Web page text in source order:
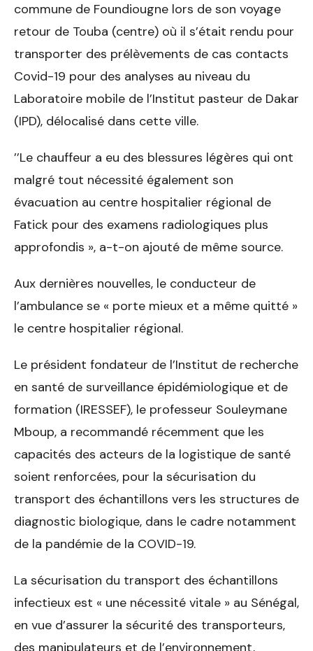
commune de Foundiougne lors de son voyage
retour de Touba (centre) où il s’était rendu pour
transporter des prélèvements de cas contacts
Covid-19 pour des analyses au niveau du
Laboratoire mobile de l’Institut pasteur de Dakar
(IPD), délocalisé dans cette ville.
’’Le chauffeur a eu des blessures légères qui ont
malgré tout nécessité également son
évacuation au centre hospitalier régional de
Fatick pour des examens radiologiques plus
approfondis », a-t-on ajouté de même source.
Aux dernières nouvelles, le conducteur de
l’ambulance se « porte mieux et a même quitté »
le centre hospitalier régional.
Le président fondateur de l’Institut de recherche
en santé de surveillance épidémiologique et de
formation (IRESSEF), le professeur Souleymane
Mboup, a recommandé récemment que les
capacités des acteurs de la logistique de santé
soient renforcées, pour la sécurisation du
transport des échantillons vers les structures de
diagnostic biologique, dans le cadre notamment
de la pandémie de la COVID-19.
La sécurisation du transport des échantillons
infectieux est « une nécessité vitale » au Sénégal,
en vue d’assurer la sécurité des transporteurs,
des manipulateurs et de l’environnement,